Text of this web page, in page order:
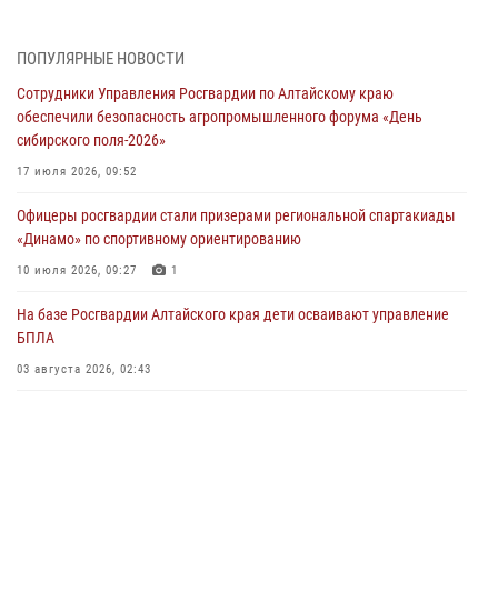
акции «Коробка храбрости»
Сотрудники Росгвардии провели встречу с юными пограничниками
03 июля 2026, 04:03
Управление Росгвардии по Алтайскому краю провело для детей
02 июля 2026, 00:55
В краевом управлении вневедомственной охраны Росгвардии по
ПОПУЛЯРНЫЕ НОВОСТИ
Сотрудники Управления Росгвардии по Алтайскому краю
обеспечили безопасность агропромышленного форума «День
сибирского поля-2026»
17 июля 2026, 09:52
Офицеры росгвардии стали призерами региональной спартакиады
«Динамо» по спортивному ориентированию
10 июля 2026, 09:27 1
На базе Росгвардии Алтайского края дети осваивают управление
БПЛА
03 августа 2026, 02:43